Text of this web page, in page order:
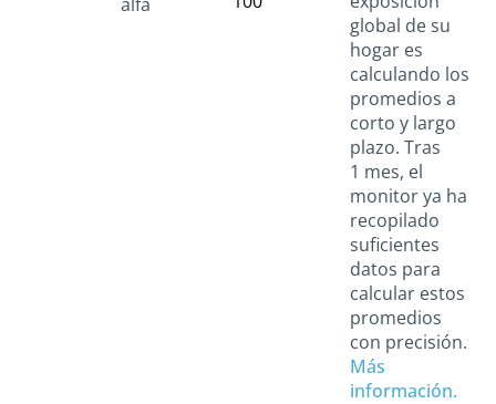
global de su
hogar es
calculando los
promedios a
corto y largo
plazo. Tras
1 mes, el
monitor ya ha
recopilado
suficientes
datos para
calcular estos
promedios
con precisión.
Más
información.